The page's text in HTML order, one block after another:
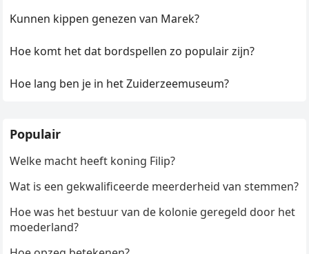
Kunnen kippen genezen van Marek?
Hoe komt het dat bordspellen zo populair zijn?
Hoe lang ben je in het Zuiderzeemuseum?
Populair
Welke macht heeft koning Filip?
Wat is een gekwalificeerde meerderheid van stemmen?
Hoe was het bestuur van de kolonie geregeld door het
moederland?